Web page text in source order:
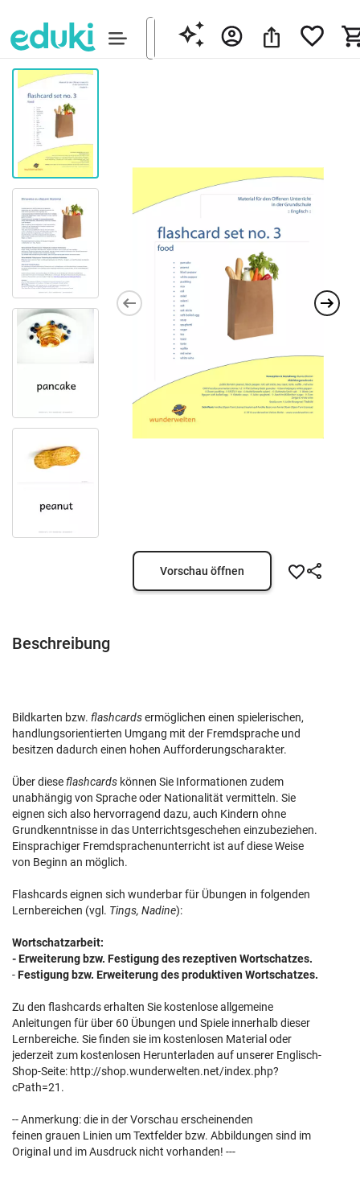
Vorschau öffnen
Beschreibung
Bildkarten bzw. flashcardsermöglichen einen spielerischen,
handlungsorientierten Umgang mit der Fremdsprache und
besitzen dadurch einen hohen Aufforderungscharakter.
Über dieseflashcards können Sie Informationen zudem
unabhängig von Sprache oder Nationalität vermitteln. Sie
eignen sich also hervorragend dazu, auch Kindern ohne
Grundkenntnisse in das Unterrichtsgeschehen einzubeziehen.
Einsprachiger Fremdsprachenunterricht ist auf diese Weise
von Beginn an möglich.
Flashcards eignen sich wunderbar für Übungen in folgenden
Lernbereichen (vgl. Tings, Nadine):
Wortschatzarbeit:
- Erweiterung bzw. Festigung des rezeptiven Wortschatzes.
-Festigung bzw. Erweiterung des produktiven Wortschatzes.
Zu den flashcards erhalten Sie kostenlose allgemeine
Anleitungen für über 60 Übungen und Spiele innerhalb dieser
Lernbereiche. Sie finden sie im kostenlosen Material oder
jederzeit zum kostenlosen Herunterladen auf unserer Englisch-
Shop-Seite: http://shop.wunderwelten.net/index.php?
cPath=21.
-- Anmerkung: die in der Vorschau erscheinenden
feinen grauen Linien um Textfelder bzw. Abbildungen sind im
Original und im Ausdruck nicht vorhanden! ---